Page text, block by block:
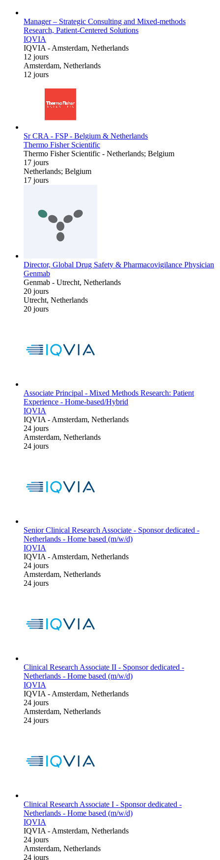
Manager – Strategic Consulting and Mixed-methods
Research, Patient-Centered Solutions
IQVIA
IQVIA-Amsterdam, Netherlands
12 jours
Amsterdam, Netherlands
12 jours
Sr CRA - FSP - Belgium & Netherlands
Thermo Fisher Scientific
Thermo Fisher Scientific - Netherlands; Belgium
17 jours
Netherlands; Belgium
17 jours
Director, Global Drug Safety & Pharmacovigilance Physician
Genmab
Genmab - Utrecht, Netherlands
20 jours
Utrecht, Netherlands
20 jours
Associate Principal - Mixed Methods Research: Patient
Experience - Home-based/Hybrid
IQVIA
IQVIA-Amsterdam, Netherlands
24 jours
Amsterdam, Netherlands
24 jours
Senior Clinical Research Associate - Sponsor dedicated -
Netherlands - Home based (m/w/d)
IQVIA
IQVIA-Amsterdam, Netherlands
24 jours
Amsterdam, Netherlands
24 jours
Clinical Research Associate II - Sponsor dedicated -
Netherlands - Home based (m/w/d)
IQVIA
IQVIA-Amsterdam, Netherlands
24 jours
Amsterdam, Netherlands
24 jours
Clinical Research Associate I - Sponsor dedicated -
Netherlands - Home based (m/w/d)
IQVIA
IQVIA-Amsterdam, Netherlands
24 jours
Amsterdam, Netherlands
24 jours